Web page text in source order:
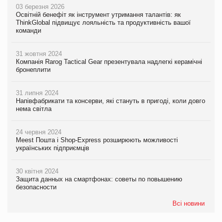
03 березня 2026
Освітній бенефіт як інструмент утримання талантів: як
ThinkGlobal підвищує лояльність та продуктивність вашої
команди
31 жовтня 2024
Компанія Rarog Tactical Gear презентувала надлегкі керамічні
бронеплити
31 липня 2024
Напівфабрикати та консерви, які стануть в пригоді, коли довго
нема світла
24 червня 2024
Meest Пошта і Shop-Express розширюють можливості
українських підприємців
30 квітня 2024
Защита данных на смартфонах: советы по повышению
безопасности
Всі новини